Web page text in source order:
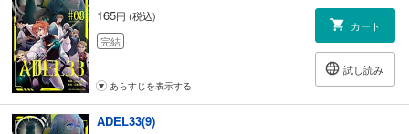
165円 (税込)
完結
カート
試し読み
あらすじを表示する
ADEL33(9)